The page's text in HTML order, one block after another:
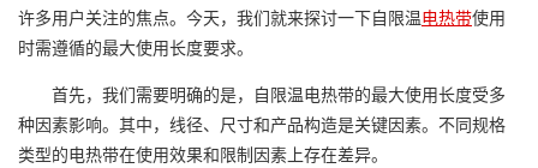
许多用户关注的焦点。今天，我们就来探讨一下自限温电热带使用
时需遵循的最大使用长度要求。
首先，我们需要明确的是，自限温电热带的最大使用长度受多
种因素影响。其中，线径、尺寸和产品构造是关键因素。不同规格
类型的电热带在使用效果和限制因素上存在差异。